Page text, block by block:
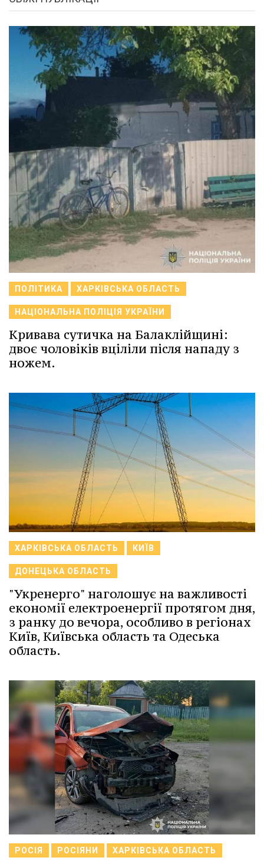
ПОЛІТИКА ХАРКІВСЬКА ОБЛАСТЬ
НАЦІОНАЛЬНА ПОЛІЦІЯ УКРАЇНИ
Кривава сутичка на Балаклійщині:
двоє чоловіків вціліли після нападу з
ножем.
ХАРКІВСЬКА ОБЛАСТЬ КИЇВ
ДОНЕЦЬКА ОБЛАСТЬ
"Укренерго" наголошує на важливості
економії електроенергії протягом дня,
з ранку до вечора, особливо в регіонах
Київ, Київська область та Одеська
область.
РОСІЯ РОСІЯНИ ХАРКІВСЬКА ОБЛАСТЬ